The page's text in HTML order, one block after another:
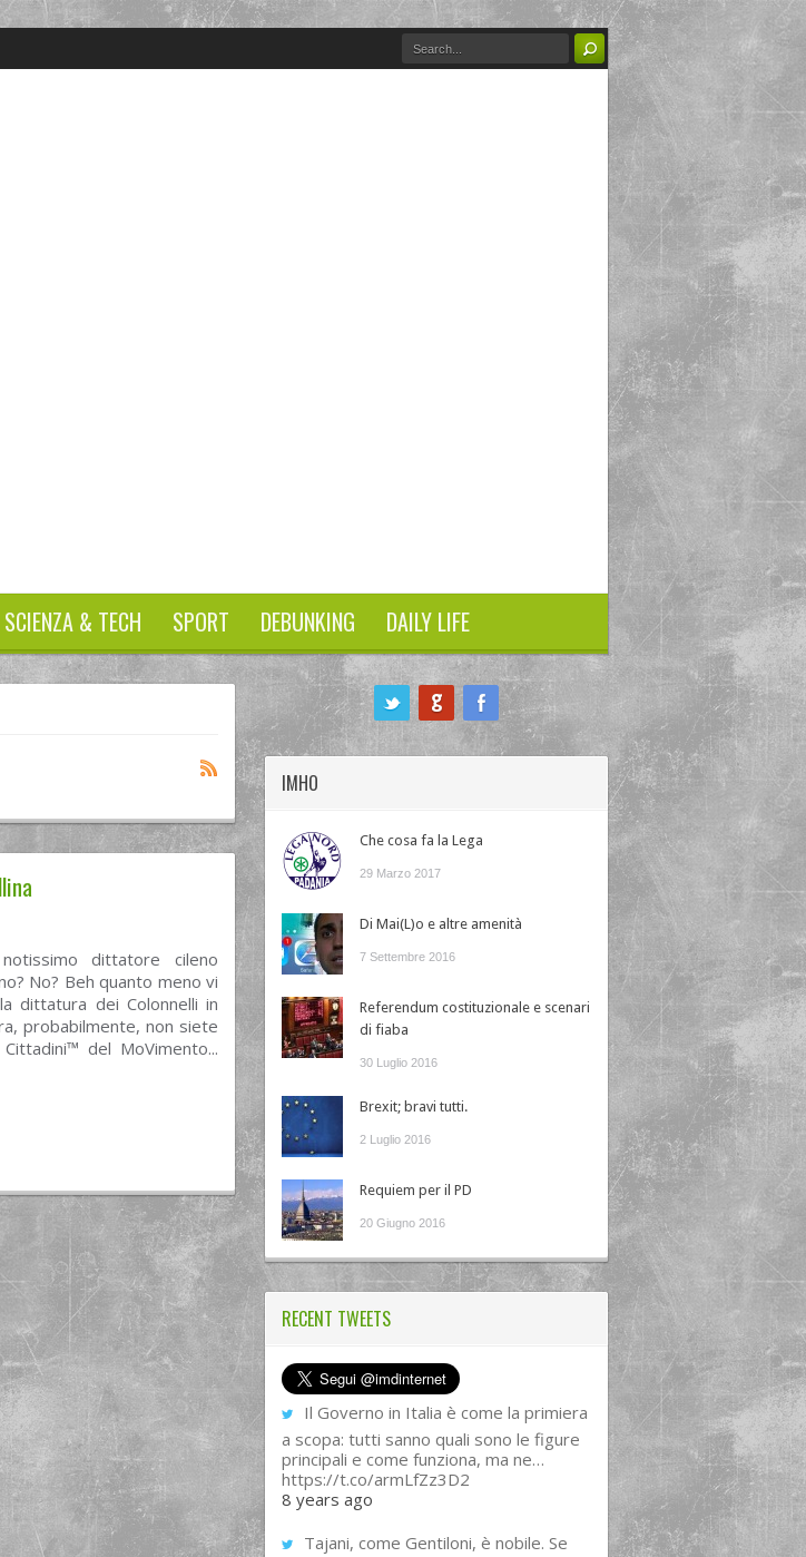
SCIENZA & TECH SPORT DEBUNKING DAILY LIFE
dittatore cileno
No? Beh quanto meno vi
dittatura dei Colonnelli in
probabilmente, non siete
del MoVimento...
IMHO
Che cosa fa la Lega
29 Marzo 2017
Di Mai(L)o e altre amenità
7 Settembre 2016
Referendum costituzionale e scenari
di fiaba
30 Luglio 2016
Brexit; bravi tutti.
2 Luglio 2016
Requiem per il PD
20 Giugno 2016
RECENT TWEETS
Il Governo in Italia è come la primiera
a scopa: tutti sanno quali sono le figure
principali e come funziona, ma ne…
https://t.co/armLfZz3D2
8 years ago
Tajani, come Gentiloni, è nobile. Se